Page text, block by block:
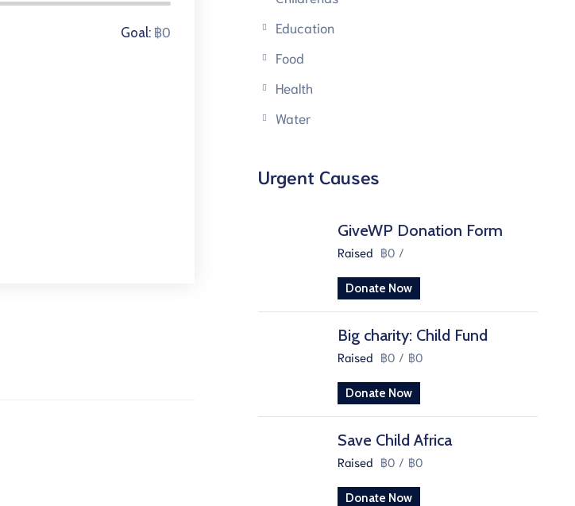
Education
Food
Health
Water
Urgent Causes
GiveWP Donation Form
Raised ฿0 /
Donate Now
Big charity: Child Fund
Raised ฿0 / ฿0
Donate Now
Save Child Africa
Raised ฿0 / ฿0
Donate Now
Goal: ฿0